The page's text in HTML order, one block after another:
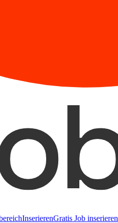
InserierenGratis Job inserieren